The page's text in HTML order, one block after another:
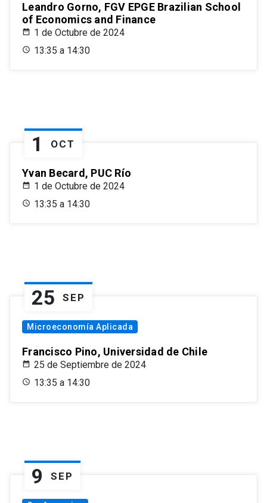
Leandro Gorno, FGV EPGE Brazilian School
of Economics and Finance
1 de Octubre de 2024
13:35 a 14:30
1 OCT
Yvan Becard, PUC Río
1 de Octubre de 2024
13:35 a 14:30
25 SEP
Microeconomía Aplicada
Francisco Pino, Universidad de Chile
25 de Septiembre de 2024
13:35 a 14:30
9 SEP